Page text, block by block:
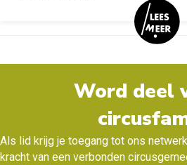
Word deel
Als lid krijg je toegang tot ons
kracht van een verbonden